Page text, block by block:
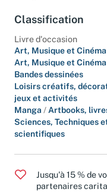
Classification
Livre d'occasion
Art, Musique et Cinéma
Art, Musique et Cinéma
Bandes dessinées
Loisirs créatifs,
jeux et activités
Manga / Artbooks,
Sciences, Techniques
scientifiques
Jusqu'à 15 % de
partenaires